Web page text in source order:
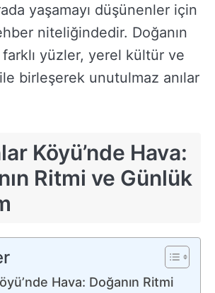
yaşamayı düşünenler için
niteliğindedir. Doğanın
yüzler, yerel kültür ve
birleşerek unutulmaz anılar
Köyü’nde Hava:
Ritmi ve Günlük
Hava: Doğanın Ritmi